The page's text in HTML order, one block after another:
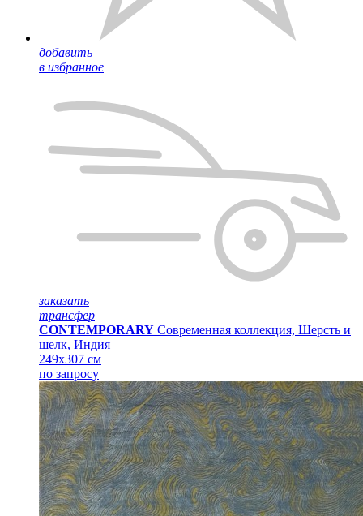
добавить
в избранное
заказать
трансфер
CONTEMPORARY Современная коллекция, Шерсть и
шелк, Индия
249x307 см
по запросу